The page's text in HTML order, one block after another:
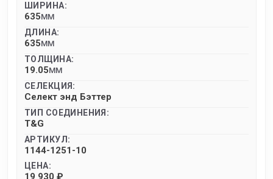
ШИРИНА:
635MM
ДЛИНА:
635MM
ТОЛЩИНА:
19.05MM
СЕЛЕКЦИЯ:
Селект энд Бэттер
ТИП СОЕДИНЕНИЯ:
T&G
АРТИКУЛ:
1144-1251-10
ЦЕНА:
19 930 ₽